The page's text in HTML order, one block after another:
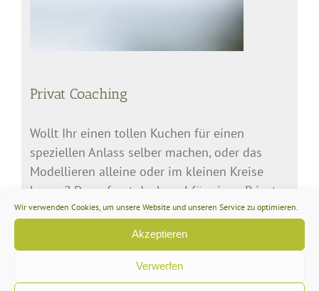
Wir verwenden Cookies, um unsere Website und unseren Service zu optimieren.
Akzeptieren
Verwerfen
Privat Coaching
Wollt Ihr einen tollen Kuchen für einen
speziellen Anlass selber machen, oder das
Modellieren alleine oder im kleinen Kreise
lernen? Dann fragt doch mal für einen Privat
Coachingkurs an: info@keyforcakes.com
Meine eigenen Tools mit dekofee